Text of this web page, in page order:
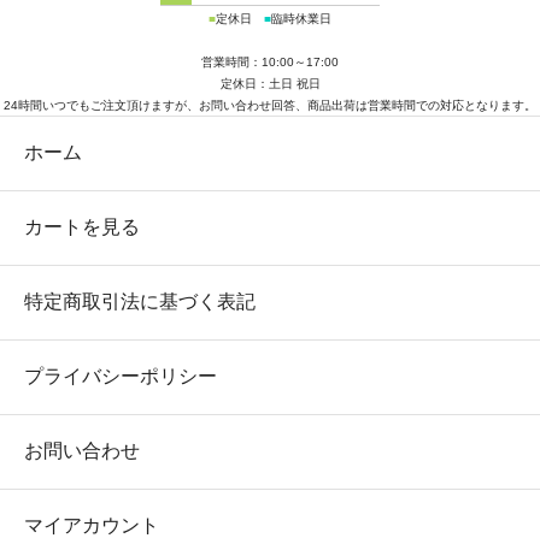
■定休日 ■臨時休業日
営業時間：10:00～17:00
定休日：土日 祝日
24時間いつでもご注文頂けますが、お問い合わせ回答、商品出荷は営業時間での対応となります。
ホーム
カートを見る
特定商取引法に基づく表記
プライバシーポリシー
お問い合わせ
マイアカウント